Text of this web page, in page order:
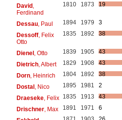
David,
Ferdinand
1810 1873 19
Dessau, Paul 1894 1979
3
Dessoff, Felix
Otto
1835 1892 38
Dienel, Otto 1839 1905
43
Dietrich, Albert 1829 1908
43
Dorn, Heinrich 1804 1892
38
Dostal, Nico 1895 1981
2
Draeseke, Felix 1835 1913
43
Drischner, Max 1891 1971
6